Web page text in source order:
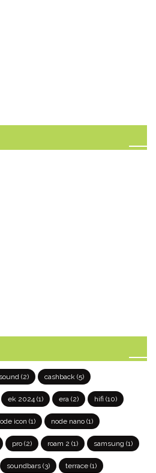
(2) cashback (5)
ek 2024 (1) era (2) hifi (10)
icon (1) node nano (1)
pro (2) roam 2 (1) samsung (1)
soundbars (3) terrace (1)